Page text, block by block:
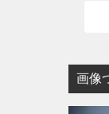
画像